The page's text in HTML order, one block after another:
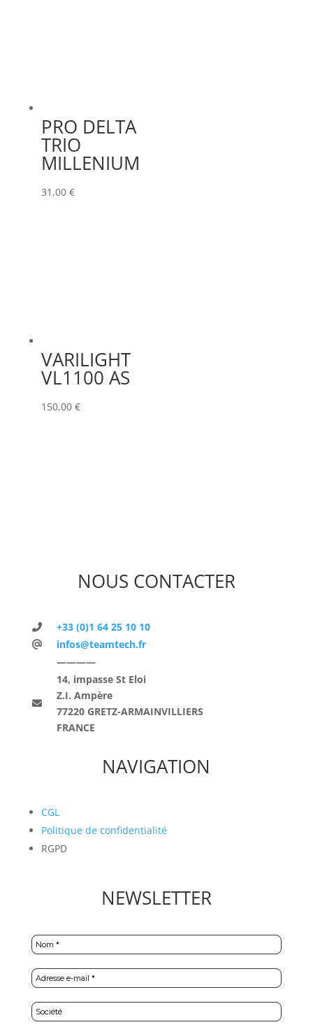
PRO DELTA
TRIO
MILLENIUM
31,00 €
VARILIGHT
VL1100 AS
150,00 €
NOUS CONTACTER
+33 (0)1 64 25 10 10
infos@teamtech.fr
————
14, impasse St Eloi
Z.I. Ampère
77220 GRETZ-ARMAINVILLIERS
FRANCE
NAVIGATION
CGL
Politique de confidentialité
RGPD
NEWSLETTER